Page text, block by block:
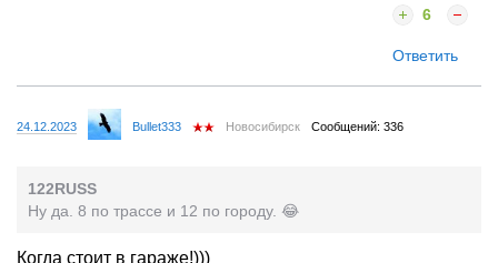
6
Ответить
24.12.2023 Bullet333 Новосибирск Сообщений: 336
122RUSS
Ну да. 8 по трассе и 12 по городу. 😂
Когда стоит в гараже!)))